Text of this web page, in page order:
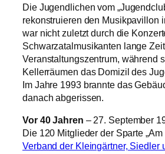
Die Jugendlichen vom
rekonstruieren den Musikpavillon
war nicht zuletzt durch die
Schwarzatalmusikanten lange Zeit
Veranstaltungszentrum, während
Kellerräumen das Domizil des
Im Jahre 1993 brannte das
danach abgerissen.
Vor 40 Jahren – 27. September
Die 120 Mitglieder der Sparte
Verband der Kleingärtner, Siedler